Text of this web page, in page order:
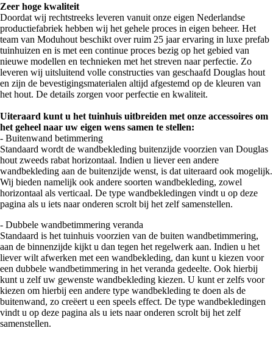
Zeer hoge kwaliteit
Doordat wij rechtstreeks leveren vanuit onze eigen Nederlandse
productiefabriek hebben wij het gehele proces in eigen beheer. Het
team van Moduhout beschikt over ruim 25 jaar ervaring in luxe prefab
tuinhuizen en is met een continue proces bezig op het gebied van
nieuwe modellen en technieken met het streven naar perfectie. Zo
leveren wij uitsluitend volle constructies van geschaafd Douglas hout
en zijn de bevestigingsmaterialen altijd afgestemd op de kleuren van
het hout. De details zorgen voor perfectie en kwaliteit.
Uiteraard kunt u het tuinhuis uitbreiden met onze accessoires om
het geheel naar uw eigen wens samen te stellen:
- Buitenwand betimmering
Standaard wordt de wandbekleding buitenzijde voorzien van Douglas
hout zweeds rabat horizontaal. Indien u liever een andere
wandbekleding aan de buitenzijde wenst, is dat uiteraard ook mogelijk.
Wij bieden namelijk ook andere soorten wandbekleding, zowel
horizontaal als verticaal. De type wandbekledingen vindt u op deze
pagina als u iets naar onderen scrolt bij het zelf samenstellen.
- Dubbele wandbetimmering veranda
Standaard is het tuinhuis voorzien van de buiten wandbetimmering,
aan de binnenzijde kijkt u dan tegen het regelwerk aan. Indien u het
liever wilt afwerken met een wandbekleding, dan kunt u kiezen voor
een dubbele wandbetimmering in het veranda gedeelte. Ook hierbij
kunt u zelf uw gewenste wandbekleding kiezen. U kunt er zelfs voor
kiezen om hierbij een andere type wandbekleding te doen als de
buitenwand, zo creëert u een speels effect. De type wandbekledingen
vindt u op deze pagina als u iets naar onderen scrolt bij het zelf
samenstellen.